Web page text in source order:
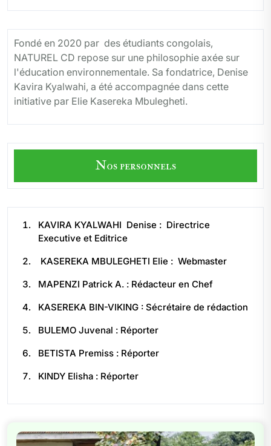
Fondé en 2020 par des étudiants congolais,
NATUREL CD repose sur une philosophie axée sur
l'éducation environnementale. Sa fondatrice, Denise
Kavira Kyalwahi, a été accompagnée dans cette
initiative par Elie Kasereka Mbulegheti.
Nos personnels
KAVIRA KYALWAHI Denise : Directrice
Executive et Editrice
KASEREKA MBULEGHETI Elie : Webmaster
MAPENZI Patrick A. : Rédacteur en Chef
KASEREKA BIN-VIKING : Sécrétaire de rédaction
BULEMO Juvenal : Réporter
BETISTA Premiss : Réporter
KINDY Elisha : Réporter